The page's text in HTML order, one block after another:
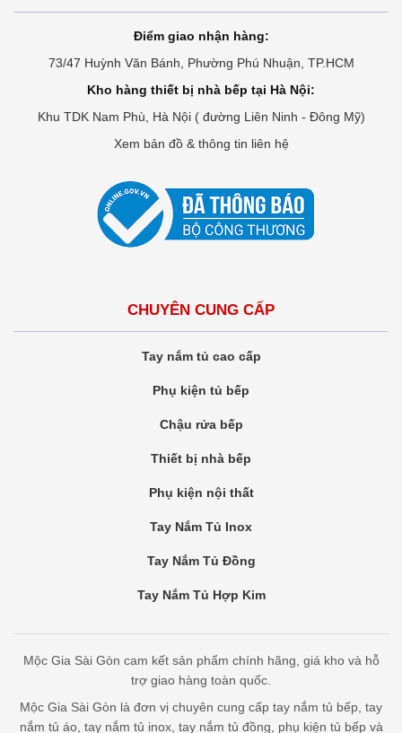
Điểm giao nhận hàng:
73/47 Huỳnh Văn Bánh, Phường Phú Nhuận, TP.HCM
Kho hàng thiết bị nhà bếp tại Hà Nội:
Khu TDK Nam Phù, Hà Nội ( đường Liên Ninh - Đông Mỹ)
Xem bản đồ & thông tin liên hệ
CHUYÊN CUNG CẤP
Tay nắm tủ cao cấp
Phụ kiện tủ bếp
Chậu rửa bếp
Thiết bị nhà bếp
Phụ kiện nội thất
Tay Nắm Tủ Inox
Tay Nắm Tủ Đồng
Tay Nắm Tủ Hợp Kim
Mộc Gia Sài Gòn cam kết sản phẩm chính hãng, giá kho và hỗ
trợ giao hàng toàn quốc.
Mộc Gia Sài Gòn là đơn vị chuyên cung cấp tay nắm tủ bếp, tay
nắm tủ áo, tay nắm tủ inox, tay nắm tủ đồng, phụ kiện tủ bếp và